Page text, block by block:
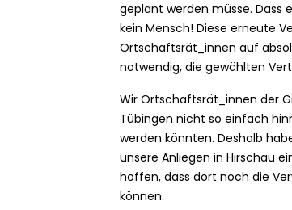
geplant werden müsse. Dass
kein Mensch! Diese erneute
Ortschaftsrät_innen auf
notwendig, die gewählten
Wir Ortschaftsrät_innen der
Tübingen nicht so einfach
werden könnten. Deshalb
unsere Anliegen in Hirschau
hoffen, dass dort noch die
können.